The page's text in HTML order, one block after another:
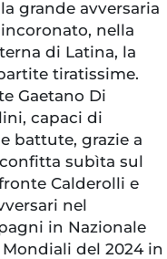
grande avversaria
nella
di Latina, la
tiratissime.
Gaetano Di
capaci di
battute, grazie a
subìta sul
Calderolli e
nel
in Nazionale
del 2024 in